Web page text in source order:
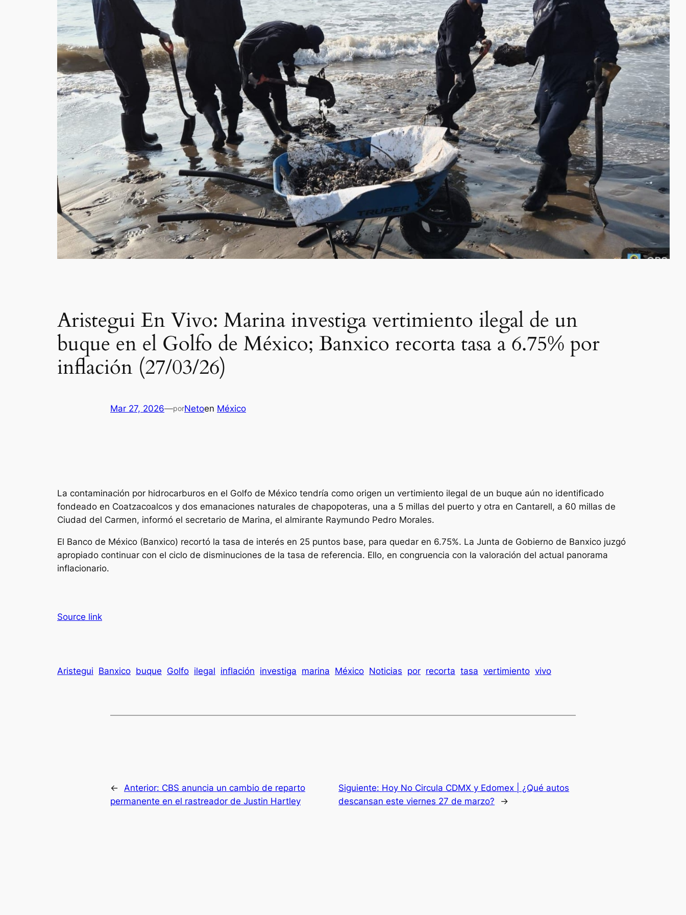
Aristegui En Vivo: Marina investiga vertimiento ilegal de un
buque en el Golfo de México; Banxico recorta tasa a 6.75% por
inflación (27/03/26)
Mar 27, 2026—porNetoen México
La contaminación por hidrocarburos en el Golfo de México tendría como origen un vertimiento ilegal de un buque aún no identificado
fondeado en Coatzacoalcos y dos emanaciones naturales de chapopoteras, una a 5 millas del puerto y otra en Cantarell, a 60 millas de
Ciudad del Carmen, informó el secretario de Marina, el almirante Raymundo Pedro Morales.
El Banco de México (Banxico) recortó la tasa de interés en 25 puntos base, para quedar en 6.75%. La Junta de Gobierno de Banxico juzgó
apropiado continuar con el ciclo de disminuciones de la tasa de referencia. Ello, en congruencia con la valoración del actual panorama
inflacionario.
Source link
Aristegui Banxico buque Golfo ilegal inflación investiga marina México Noticias por recorta tasa vertimiento vivo
← Anterior: CBS anuncia un cambio de reparto
permanente en el rastreador de Justin Hartley
Siguiente: Hoy No Circula CDMX y Edomex | ¿Qué autos
descansan este viernes 27 de marzo?
→